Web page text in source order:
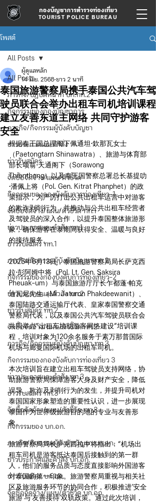
กองบัญชาการตำรวจท่องเที่ยว
TOURIST POLICE BUREAU
โพสต์
All Posts
ภารกิจ/ปฏิบัติหน้าที่ บก.ทท.2
กิจกรรมของกองบัญชาการ
ภารกิจ/กิจกรรมผู้บังคับบัญชา
ข่าวประกาศและคำสั่ง
ข่าวรับสมัคร
จัดซื้อจัดจ้าง/แผน/ตัวชี้วัด
กิจกรรมของกองบังคับการท่องเที่ยว-1
จัดซื้อจัดจ้าง/แผน/ตัวชี้วัด ทท.1
ข่าวประกาศและคำสั่ง ทท.1
ข่าวรับสมัคร ทท.1
ภารกิจ/กิจกรรมผู้บังคับบัญชา ทท.2
กิจกรรมของกองบังคับการท่องเที่ยว-2
ข่าวประกาศและคำสั่ง ทท.2
ข่าวรับสมัคร ทท.2
จัดซื้อจัดจ้าง/แผน/ตัวชี้วัด ทท.2
ภารกิจ/กิจกรรมผู้บังคับบัญชา ทท.3
กิจกรรมของกองบังคับการท่องเที่ยว 3
ข่าวประกาศและคำสั่ง ทท.3
ข่าวรับสมัคร ทท.3
จัดซื้อจัดจ้าง/แผน/ตัวชี้วัด ทท.3
กิจกรรมของ บก.อก.
ภารกิจ/กิจกรรมผู้บังคับบัญชา บก.อก.
ข่าวประกาศและคำสั่ง บก.อก.
ข่าวรับสมัคร บก.อก.
จัดซื้อจัดจ้าง/แผน/ตัวชี้วัด บก.อก.
All Posts
泰国旅游警察局携手泰国公共汽车驾
驶员联合会举办出租车司机培训课程
建立友善东道主网络 共同守护游客
安全
ผู้ดูแลหลัก
14 มิ.ย. 2568 ยาว 2 นาที
根据泰王国总理阁下佩通坦·欽那瓦女士
（Paetongtarn Shinawatra）、旅游与体育部
部长颂翁·天通阁下（Sorawong
Thienthong）以及泰王国警察总署总长基提叻
·潘佩上将（Pol. Gen. Kitrat Phanphet）的政
策指示，为严厉打击公共出租车运营中对游客
的欺诈剥削行为，并推动与公共出租车经营者
及驾驶员的深入合作，以提升泰国整体旅游形
象，确保游客在泰期间获得安全、温暖与良好
的接待服务。
2025年6月13日，泰国旅游警察局局长萨克西
拉·彭阿姆中将（Pol. Lt. Gen. Saksira
Pheuak-um）与泰国旅游厅厅长乍都蓬·帕克
迪瓦尼先生（Mr. Jaturon Phakdeewanit）、
泰国陆路交通运输厅代表、皇家泰国警察交通
警察局代表，以及泰国公共汽车驾驶员联合会
共同举办“出租车协助游客网络建设”培训课
程，培训对象为120余名服务于素万那普国际
机场与廊曼国际机场的出租车司机。
本次培训旨在建立出租车驾驶员支持网络，协
助旅游警察局保障游客人身及财产安全，降低
误导、欺诈及剥削行为的发生，并提升司机对
泰国国家形象塑造的重要性认识，进一步展现
泰国作为世界级旅游目的地的专业与友善形
象。
旅游警察局局长萨克西拉中将指出：“机场出
租车司机是游客抵达泰国后接触到的第一群
人，他们的服务品质与态度直接影响外国游客
对泰国的第一印象。旅游警察局重视与相关社
区及旅游服务环节的协同合作，积极推进‘安全
旅游’与‘友善接待’双轨政策。通过此次培训，